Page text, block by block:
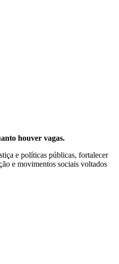
houver vagas.
e políticas públicas, fortalecer
e movimentos sociais voltados